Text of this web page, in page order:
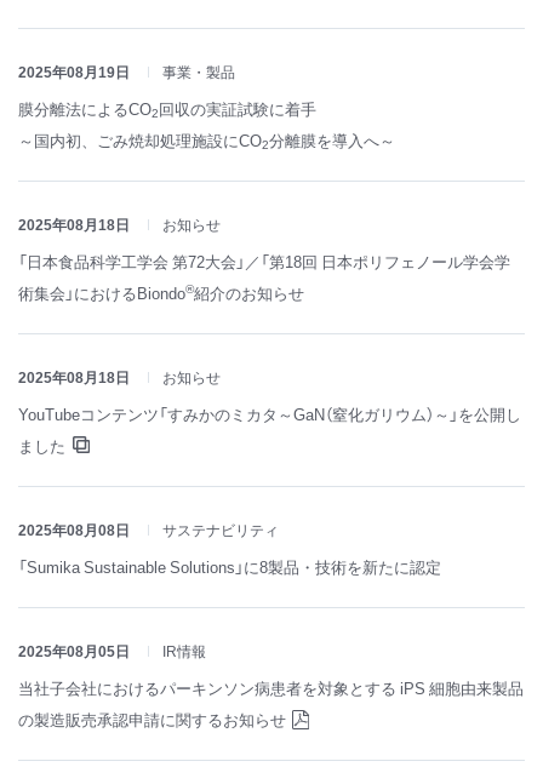
2025年08月19日 事業・製品
膜分離法によるCO2回収の実証試験に着手
～国内初、ごみ焼却処理施設にCO2分離膜を導入へ～
2025年08月18日 お知らせ
「日本食品科学工学会 第72大会」／「第18回 日本ポリフェノール学会学
術集会」におけるBiondo®紹介のお知らせ
2025年08月18日 お知らせ
YouTubeコンテンツ「すみかのミカタ～GaN（窒化ガリウム）～」を公開し
ました
2025年08月08日 サステナビリティ
「Sumika Sustainable Solutions」に8製品・技術を新たに認定
2025年08月05日 IR情報
当社子会社におけるパーキンソン病患者を対象とする iPS 細胞由来製品
の製造販売承認申請に関するお知らせ